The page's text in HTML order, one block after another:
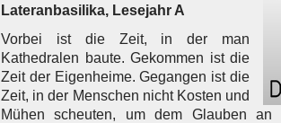
Lateranbasilika, Lesejahr A
Vorbei ist die Zeit, in der man
Kathedralen baute. Gekommen ist die
Zeit der Eigenheime. Gegangen ist die
Zeit, in der Menschen nicht Kosten und
Mühen scheuten, um dem Glauben